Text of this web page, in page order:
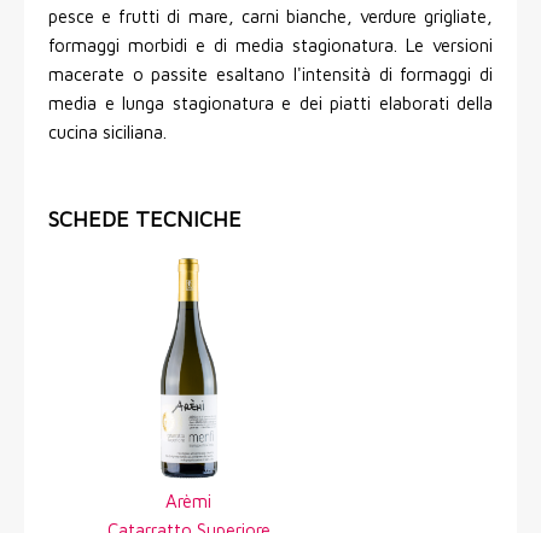
pesce e frutti di mare, carni bianche, verdure grigliate,
formaggi morbidi e di media stagionatura. Le versioni
macerate o passite esaltano l'intensità di formaggi di
media e lunga stagionatura e dei piatti elaborati della
cucina siciliana.
SCHEDE TECNICHE
Arèmi